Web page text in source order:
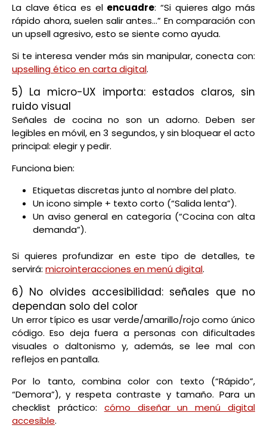
La clave ética es el encuadre: “Si quieres algo más
rápido ahora, suelen salir antes…” En comparación con
un upsell agresivo, esto se siente como ayuda.
Si te interesa vender más sin manipular, conecta con:
upselling ético en carta digital.
5) La micro-UX importa: estados claros, sin
ruido visual
Señales de cocina no son un adorno. Deben ser
legibles en móvil, en 3 segundos, y sin bloquear el acto
principal: elegir y pedir.
Funciona bien:
Etiquetas discretas junto al nombre del plato.
Un icono simple + texto corto (“Salida lenta”).
Un aviso general en categoría (“Cocina con alta
demanda”).
Si quieres profundizar en este tipo de detalles, te
servirá: microinteracciones en menú digital.
6) No olvides accesibilidad: señales que no
dependan solo del color
Un error típico es usar verde/amarillo/rojo como único
código. Eso deja fuera a personas con dificultades
visuales o daltonismo y, además, se lee mal con
reflejos en pantalla.
Por lo tanto, combina color con texto (“Rápido”,
“Demora”), y respeta contraste y tamaño. Para un
checklist práctico: cómo diseñar un menú digital
accesible.